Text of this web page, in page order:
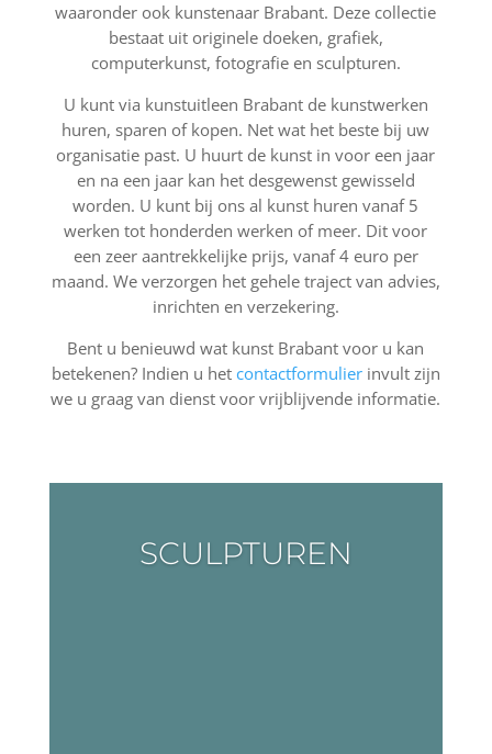
waaronder ook kunstenaar Brabant. Deze collectie
bestaat uit originele doeken, grafiek,
computerkunst, fotografie en sculpturen.
U kunt via kunstuitleen Brabant de kunstwerken
huren, sparen of kopen. Net wat het beste bij uw
organisatie past. U huurt de kunst in voor een jaar
en na een jaar kan het desgewenst gewisseld
worden. U kunt bij ons al kunst huren vanaf 5
werken tot honderden werken of meer. Dit voor
een zeer aantrekkelijke prijs, vanaf 4 euro per
maand. We verzorgen het gehele traject van advies,
inrichten en verzekering.
Bent u benieuwd wat kunst Brabant voor u kan
betekenen? Indien u het contactformulierinvult zijn
we u graag van dienst voor vrijblijvende informatie.
SCULPTUREN